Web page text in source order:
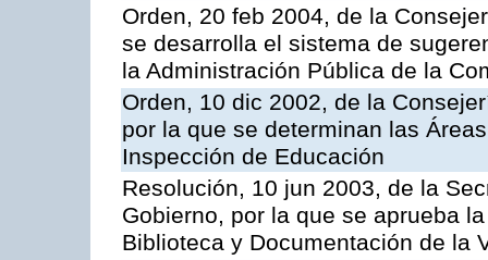
Orden, 20 feb 2004, de la
se desarrolla el sistema de
la Administración Pública de la
Orden, 10 dic 2002, de la
por la que se determinan las
Inspección de Educación
Resolución, 10 jun 2003, de la
Gobierno, por la que se aprueba
Biblioteca y Documentación de la